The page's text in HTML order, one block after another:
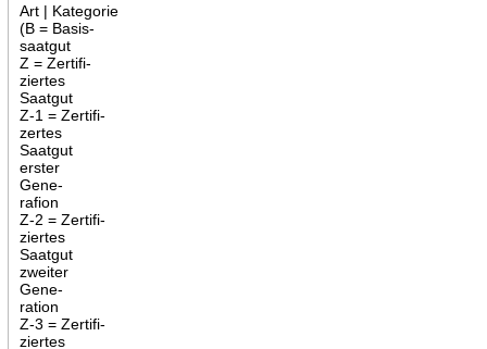
Art | Kategorie
(B = Basis-
saatgut
Z = Zertifi-
ziertes
Saatgut
Z-1 = Zertifi-
zertes
Saatgut
erster
Gene-
rafion
Z-2 = Zertifi-
ziertes
Saatgut
zweiter
Gene-
ration
Z-3 = Zertifi-
ziertes